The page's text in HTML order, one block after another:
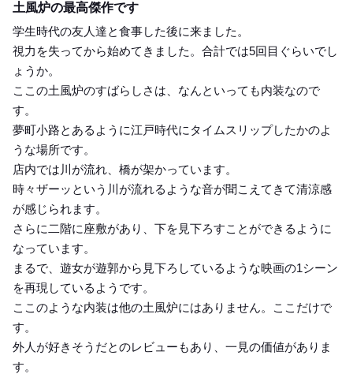
土風炉の最高傑作です
学生時代の友人達と食事した後に来ました。
視力を失ってから始めてきました。合計では5回目ぐらいでし
ょうか。
ここの土風炉のすばらしさは、なんといっても内装なので
す。
夢町小路とあるように江戸時代にタイムスリップしたかのよ
うな場所です。
店内では川が流れ、橋が架かっています。
時々ザーッという川が流れるような音が聞こえてきて清涼感
が感じられます。
さらに二階に座敷があり、下を見下ろすことができるように
なっています。
まるで、遊女が遊郭から見下ろしているような映画の1シーン
を再現しているようです。
ここのような内装は他の土風炉にはありません。ここだけで
す。
外人が好きそうだとのレビューもあり、一見の価値がありま
す。